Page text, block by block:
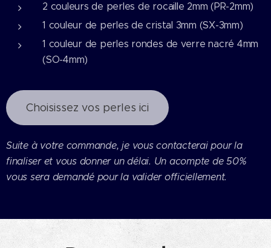
2 couleurs de perles de rocaille 2mm (PR-2mm)
1 couleur de perles de cristal 3mm (SX-3mm)
1 couleur de perles rondes de verre nacré 4mm
(SO-4mm)
Choisissez vos perles ici
Suite à votre commande, je vous contacterai pour la
finaliser et vous donner un délai. Un acompte de 50%
vous sera demandé pour la valider officiellement.